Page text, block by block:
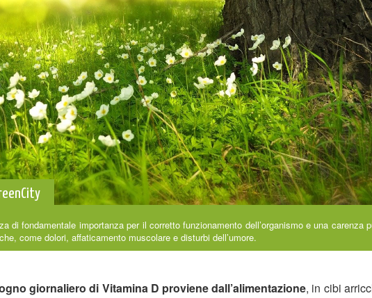
di fondamentale importanza per il corretto funzionamento dell’organismo e una carenza
come dolori, affaticamento muscolare e disturbi dell’umore.
giornaliero di Vitamina D proviene dall’alimentazione, in cibi